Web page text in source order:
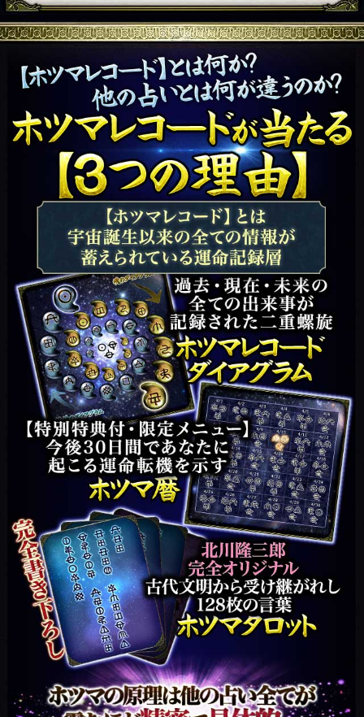
これが現実≪運命解読47
項≫一寸も狂わず的中◆
あなたの人生/愛職財
会員価格3,850円(税込)
通常価格5,060円(税込)
あの人
の気持
本音全部ダダ漏れ≪あの
人の露骨な18感情≫Hな
欲求/望む関係◆愛結論
会員価格1,980円(税込)
通常価格2,530円(税込)